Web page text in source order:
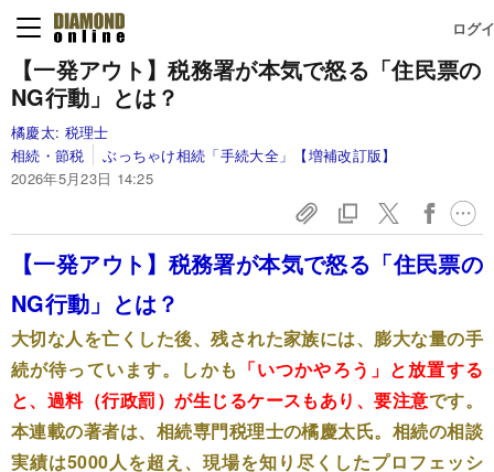
ログ
【一発アウト】税務署が本気で怒る「住民票の
NG行動」とは？
橘慶太: 税理士
相続・節税
ぶっちゃけ相続「手続大全」【増補改訂版】
2026年5月23日 14:25
【一発アウト】税務署が本気で怒る「住民票の
NG行動」とは？
大切な人を亡くした後、残された家族には、膨大な量の手
続が待っています。しかも 「いつかやろう」と放置する
と、過料（行政罰）が生じるケースもあり、要注意です。
本連載の著者は、相続専門税理士の橘慶太氏。相続の相談
実績は5000人を超え、現場を知り尽くしたプロフェッシ